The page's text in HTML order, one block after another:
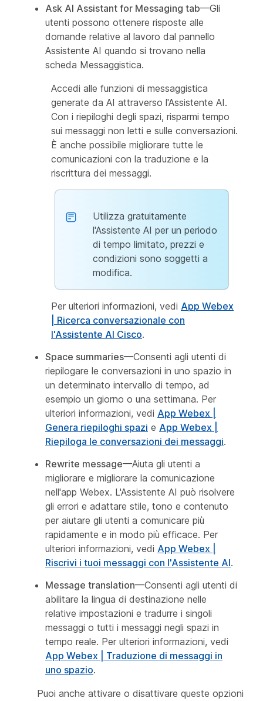
Ask AI Assistant for Messaging tab—Gli
utenti possono ottenere risposte alle
domande relative al lavoro dal pannello
Assistente AI quando si trovano nella
scheda Messaggistica.
Accedi alle funzioni di messaggistica
generate da AI attraverso l'Assistente AI.
Con i riepiloghi degli spazi, risparmi tempo
sui messaggi non letti e sulle conversazioni.
È anche possibile migliorare tutte le
comunicazioni con la traduzione e la
riscrittura dei messaggi.
Utilizza gratuitamente
l'Assistente AI per un periodo
di tempo limitato, prezzi e
condizioni sono soggetti a
modifica.
Per ulteriori informazioni, vedi App Webex
| Ricerca conversazionale con
l'Assistente AI Cisco.
Space summaries—Consenti agli utenti di
riepilogare le conversazioni in uno spazio in
un determinato intervallo di tempo, ad
esempio un giorno o una settimana. Per
ulteriori informazioni, vedi App Webex |
Genera riepiloghi spazi e App Webex |
Riepiloga le conversazioni dei messaggi.
Rewrite message—Aiuta gli utenti a
migliorare e migliorare la comunicazione
nell'app Webex. L'Assistente AI può risolvere
gli errori e adattare stile, tono e contenuto
per aiutare gli utenti a comunicare più
rapidamente e in modo più efficace. Per
ulteriori informazioni, vedi App Webex |
Riscrivi i tuoi messaggi con l'Assistente AI.
Message translation—Consenti agli utenti di
abilitare la lingua di destinazione nelle
relative impostazioni e tradurre i singoli
messaggi o tutti i messaggi negli spazi in
tempo reale. Per ulteriori informazioni, vedi
App Webex | Traduzione di messaggi in
uno spazio.
Puoi anche attivare o disattivare queste opzioni